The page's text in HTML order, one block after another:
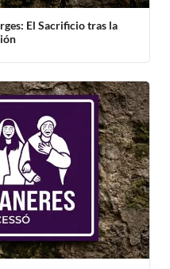
El Sacrificio tras la